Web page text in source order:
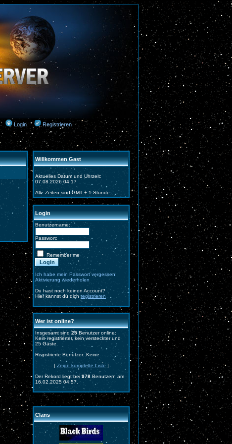
Login
Registrieren
Willkommen Gast
Aktuelles Datum und Uhrzeit:
07.08.2026 04:17
Alle Zeiten sind GMT + 1 Stunde
Login
Benutzername:
Passwort:
Remember me
Ich habe mein Passwort vergessen!
Aktivierung wiederholen
Du hast noch keinen Account?
Hier kannst du dich registrieren
Wer ist online?
Insgesamt sind 25 Benutzer online:
Kein registrierter, kein versteckter und
25 Gäste.
Registrierte Benutzer: Keine
[ Zeige komplette Liste ]
Der Rekord liegt bei 978 Benutzern am
16.02.2025 04:57.
Clans